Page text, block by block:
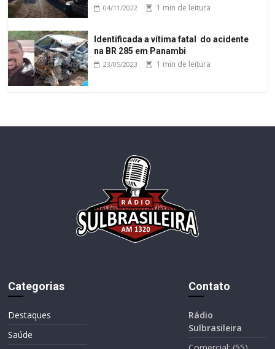
04/11/2022 1 min de leitura
Identificada a vítima fatal do acidente
na BR 285 em Panambi
23/05/2023 1 min de leitura
Categorias
Destaques
Saúde
Contato
Rádio
Sulbrasileira